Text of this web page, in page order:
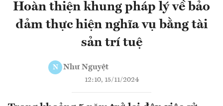
Hoàn thiện khung pháp lý về bảo
đảm thực hiện nghĩa vụ bằng tài
sản trí tuệ
N Như Nguyệt
12:10, 15/11/2024